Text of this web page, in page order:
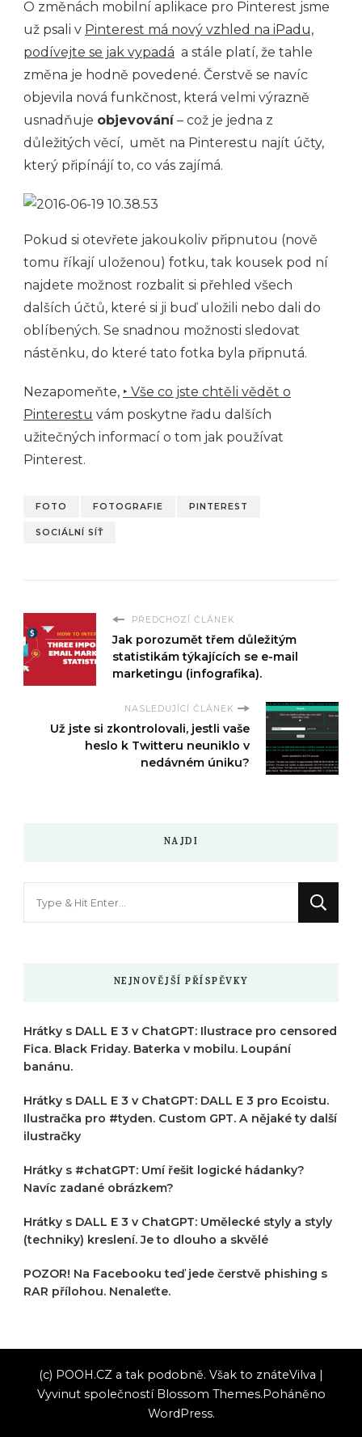
O změnách mobilní aplikace pro Pinterest jsme
už psali v Pinterest má nový vzhled na iPadu,
podívejte se jak vypadá a stále platí, že tahle
změna je hodně povedené. Čerstvě se navíc
objevila nová funkčnost, která velmi výrazně
usnadňuje objevování– což je jedna z
důležitých věcí, umět na Pinterestu najít účty,
který připínájí to, co vás zajímá.
Pokud si otevřete jakoukoliv připnutou (nově
tomu říkají uloženou) fotku, tak kousek pod ní
najdete možnost rozbalit si přehled všech
dalších účtů, které si ji buď uložili nebo dali do
oblíbených. Se snadnou možnosti sledovat
nástěnku, do které tato fotka byla připnutá.
Nezapomeňte, ‣ Vše co jste chtěli vědět o
Pinterestu vám poskytne řadu dalších
užitečných informací o tom jak používat
Pinterest.
FOTO FOTOGRAFIE PINTEREST
SOCIÁLNÍ SÍŤ
PŘEDCHOZÍ ČLÁNEK
Jak porozumět třem důležitým
statistikám týkajících se e-mail
marketingu (infografika).
NASLEDUJÍCÍ ČLÁNEK
Už jste si zkontrolovali, jestli vaše
heslo k Twitteru neuniklo v
nedávném úniku?
NAJDI
NEJNOVĚJŠÍ PŘÍSPĚVKY
Hrátky s DALL E 3 v ChatGPT: Ilustrace pro censored
Fica. Black Friday. Baterka v mobilu. Loupání
banánu.
Hrátky s DALL E 3 v ChatGPT: DALL E 3 pro Ecoistu.
Ilustračka pro #tyden. Custom GPT. A nějaké ty další
ilustračky
Hrátky s #chatGPT: Umí řešit logické hádanky?
Navíc zadané obrázkem?
Hrátky s DALL E 3 v ChatGPT: Umělecké styly a styly
(techniky) kreslení. Je to dlouho a skvělé
POZOR! Na Facebooku teď jede čerstvě phishing s
RAR přílohou. Nenaleťte.
(c) POOH.CZ a tak podobně. Však to znáteVilva |
Vyvinut společností Blossom Themes.Poháněno
WordPress.